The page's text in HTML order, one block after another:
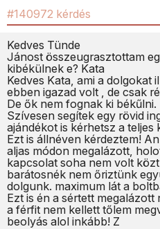
#140972 kérdés
Kedves Tünde
Jánost összeugrasztottam
kibékülnek e? Kata
Kedves Kata, ami a dolgokat
ebben igazad volt , de csak
De ők nem fognak ki békűlni.
Szívesen segítek egy rövid
ajándékot is kérhetsz a teljes
Ezt is állnéven kérdeztem!
aljas módon megalázott,
kapcsolat soha nem volt
barátosnék nem őriztünk
dolgunk. maximum lát a
Ezt is én a sértett
a férfit nem kellett tőlem
beolyás alol inkább! Z